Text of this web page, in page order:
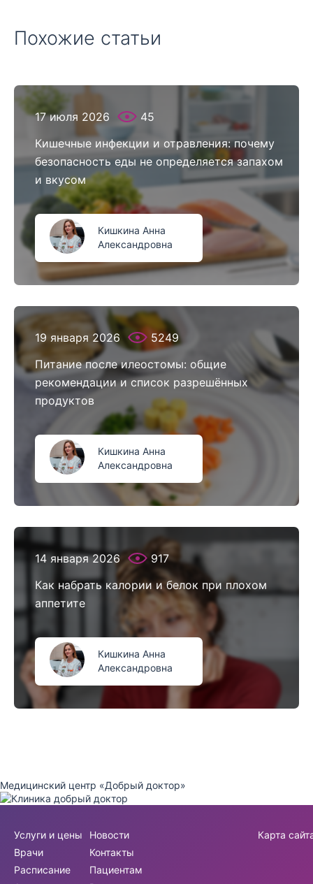
Похожие статьи
17 июля 2026
45
Кишечные инфекции и отравления: почему
безопасность еды не определяется запахом
и вкусом
Кишкина Анна
Александровна
19 января 2026
5249
Питание после илеостомы: общие
рекомендации и список разрешённых
продуктов
Кишкина Анна
Александровна
14 января 2026
917
Как набрать калории и белок при плохом
аппетите
Кишкина Анна
Александровна
Медицинский центр «Добрый доктор»
Услуги и цены
Врачи
Расписание
Новости
Контакты
Пациентам
Карта